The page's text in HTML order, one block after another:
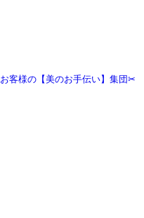
お客様の【美のお手伝い】集団✂︎